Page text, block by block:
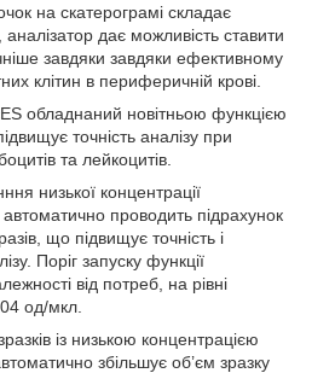
на скатерограмі складає
дає можливість ставити
завдяки завдяки ефективному
клітин в периферичній крові.
обладнаний новітньою функцією
точність аналізу при
та лейкоцитів.
низької концентрації
проводить підрахунок
що підвищує точність і
Поріг запуску функції
від потреб, на рівні
од/мкл.
із низькою концентрацією
збільшує об’єм зразку